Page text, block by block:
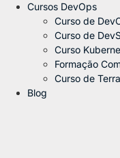
Cursos DevOps
Curso de
Curso de
Curso
Formação
Curso de
Blog